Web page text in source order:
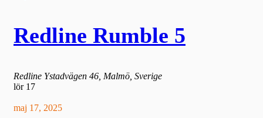
Redline Rumble 5
Redline Ystadvägen 46, Malmö, Sverige
lör 17
maj 17, 2025